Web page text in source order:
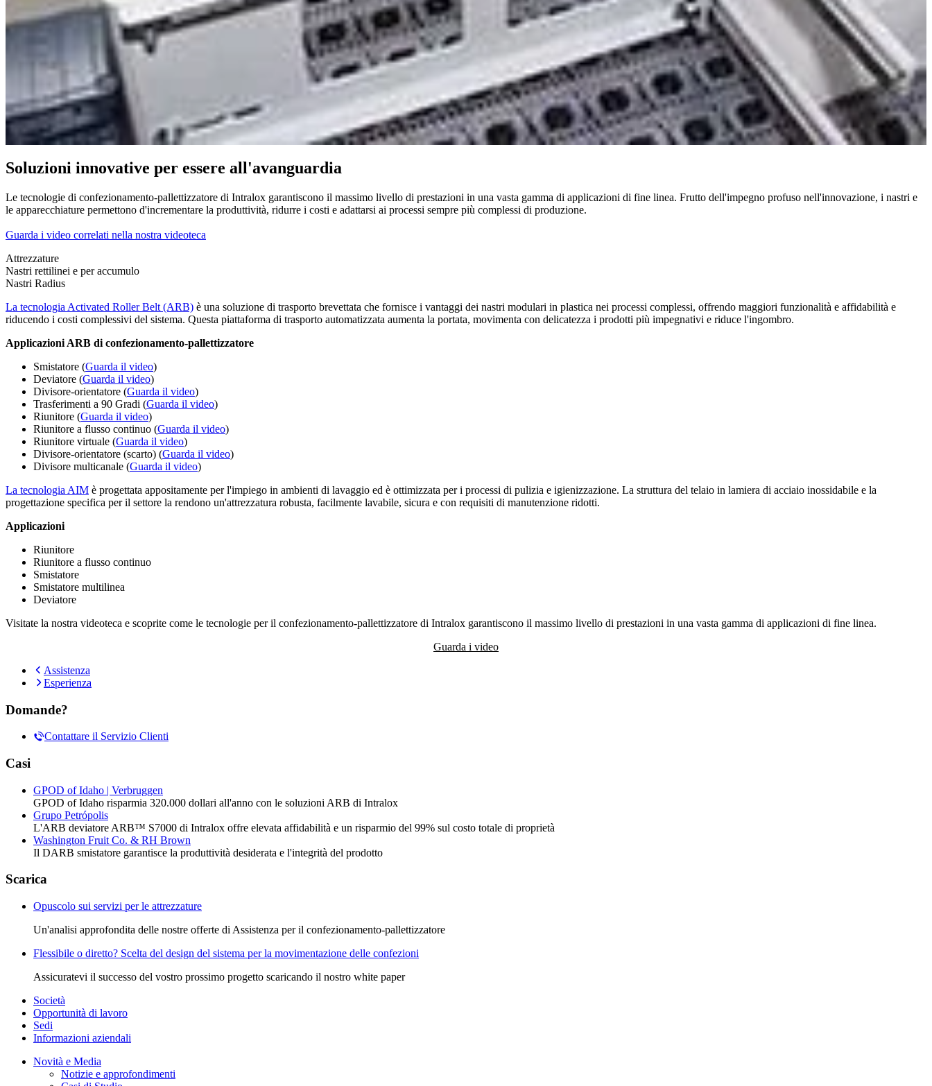
Soluzioni innovative per essere all'avanguardia
Le tecnologie di confezionamento-pallettizzatore di Intralox garantiscono il massimo livello di prestazioni in una vasta gamma di applicazioni di fine linea. Frutto dell'impegno profuso nell'innovazione, i nastri e
le apparecchiature permettono d'incrementare la produttività, ridurre i costi e adattarsi ai processi sempre più complessi di produzione.
Guarda i video correlati nella nostra videoteca
Attrezzature
Nastri rettilinei e per accumulo
Nastri Radius
La tecnologia Activated Roller Belt (ARB) è una soluzione di trasporto brevettata che fornisce i vantaggi dei nastri modulari in plastica nei processi complessi, offrendo maggiori funzionalità e affidabilità e
riducendo i costi complessivi del sistema. Questa piattaforma di trasporto automatizzata aumenta la portata, movimenta con delicatezza i prodotti più impegnativi e riduce l'ingombro.
Applicazioni ARB di confezionamento-pallettizzatore
Smistatore (Guarda il video)
Deviatore (Guarda il video)
Divisore-orientatore (Guarda il video)
Trasferimenti a 90 Gradi (Guarda il video)
Riunitore (Guarda il video)
Riunitore a flusso continuo (Guarda il video)
Riunitore virtuale (Guarda il video)
Divisore-orientatore (scarto) (Guarda il video)
Divisore multicanale (Guarda il video)
La tecnologia AIM è progettata appositamente per l'impiego in ambienti di lavaggio ed è ottimizzata per i processi di pulizia e igienizzazione. La struttura del telaio in lamiera di acciaio inossidabile e la
progettazione specifica per il settore la rendono un'attrezzatura robusta, facilmente lavabile, sicura e con requisiti di manutenzione ridotti.
Applicazioni
Riunitore
Riunitore a flusso continuo
Smistatore
Smistatore multilinea
Deviatore
Visitate la nostra videoteca e scoprite come le tecnologie per il confezionamento-pallettizzatore di Intralox garantiscono il massimo livello di prestazioni in una vasta gamma di applicazioni di fine linea.
Guarda i video
Assistenza
Esperienza
Domande?
Contattare il Servizio Clienti
Casi
GPOD of Idaho | Verbruggen
GPOD of Idaho risparmia 320.000 dollari all'anno con le soluzioni ARB di Intralox
Grupo Petrópolis
L'ARB deviatore ARB™ S7000 di Intralox offre elevata affidabilità e un risparmio del 99% sul costo totale di proprietà
Washington Fruit Co. & RH Brown
Il DARB smistatore garantisce la produttività desiderata e l'integrità del prodotto
Scarica
Opuscolo sui servizi per le attrezzature
Un'analisi approfondita delle nostre offerte di Assistenza per il confezionamento-pallettizzatore
Flessibile o diretto? Scelta del design del sistema per la movimentazione delle confezioni
Assicuratevi il successo del vostro prossimo progetto scaricando il nostro white paper
Società
Opportunità di lavoro
Sedi
Informazioni aziendali
Novità e Media
Notizie e approfondimenti